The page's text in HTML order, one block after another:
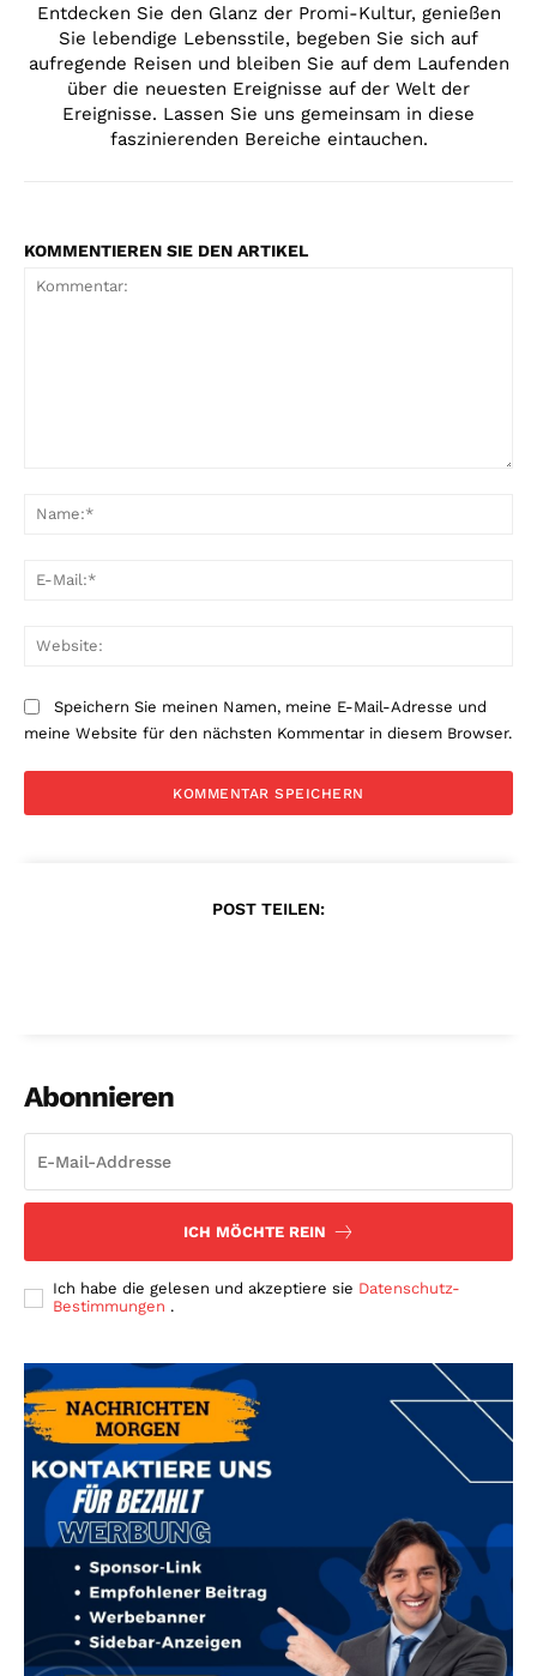
Entdecken Sie den Glanz der Promi-Kultur, genießen
Sie lebendige Lebensstile, begeben Sie sich auf
aufregende Reisen und bleiben Sie auf dem Laufenden
über die neuesten Ereignisse auf der Welt der
Ereignisse. Lassen Sie uns gemeinsam in diese
faszinierenden Bereiche eintauchen.
KOMMENTIEREN SIE DEN ARTIKEL
Speichern Sie meinen Namen, meine E-Mail-Adresse und
meine Website für den nächsten Kommentar in diesem Browser.
POST TEILEN:
Abonnieren
ICH MÖCHTE REIN
Ich habe die gelesen und akzeptiere sie Datenschutz-
Bestimmungen .